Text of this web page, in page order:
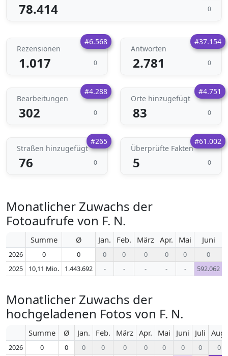
78.414 0
#6.568
Rezensionen
1.017 0
#37.154
Antworten
2.781 0
#4.288
Bearbeitungen
302 0
#4.751
Orte hinzugefügt
83 0
#265
Straßen hinzugefügt
76 0
#61.002
Überprüfte Fakten
5 0
Monatlicher Zuwachs der
Fotoaufrufe von F. N.
Summe Ø Jan. Feb. März Apr. Mai Juni
2026 0 0 0 0 0 0 0
0
2025
10,11 Mio. 1.443.692 - - - - - 592.062
Monatlicher Zuwachs der
hochgeladenen Fotos von F. N.
Summe Ø Jan. Feb. März Apr. Mai Juni Juli Aug.
2026 0 0 0 0 0 0 0 0 0 0